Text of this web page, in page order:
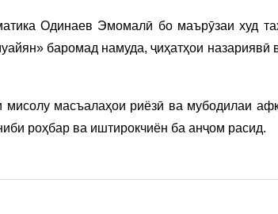
Одинаев Эмомалӣ бо маърӯзаи худ
баромад намуда, ҷиҳатҳои назариявӣ
масъалаҳои риёзӣ ва мубодилаи
роҳбар ва иштирокчиён ба анҷом расид.